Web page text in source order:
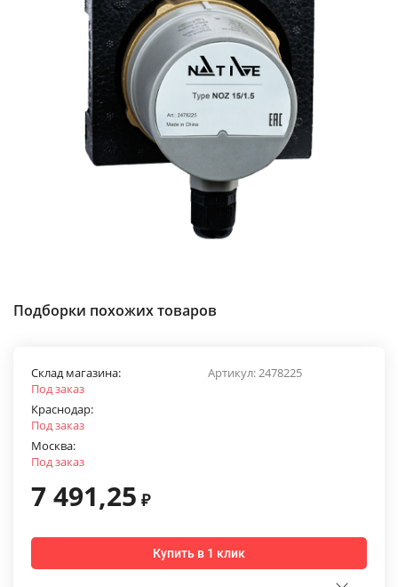
Подборки похожих товаров
Артикул:2478225
Склад магазина:
Под заказ
Краснодар:
Под заказ
Москва:
Под заказ
7 491,25 ₽
Купить в 1 клик